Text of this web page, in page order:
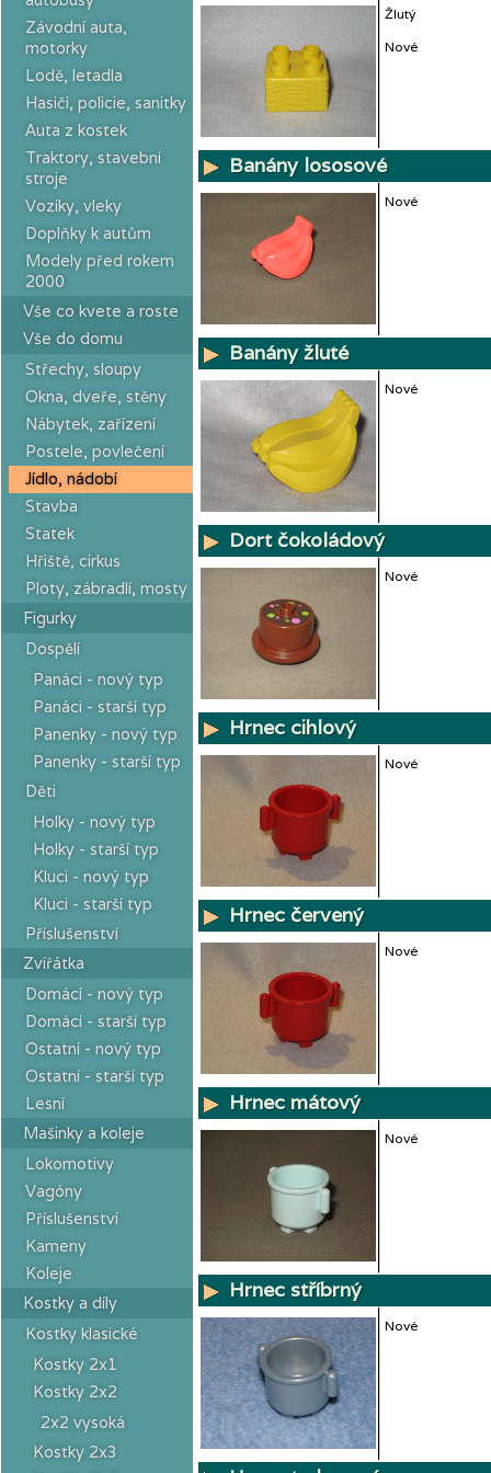
Závodní auta,
motorky
Lodě, letadla
Hasiči, policie, sanitky
Auta z kostek
Traktory, stavební
stroje
Vozíky, vleky
Doplňky k autům
Modely před rokem
2000
Vše co kvete a roste
Vše do domu
Střechy, sloupy
Okna, dveře, stěny
Nábytek, zařízení
Postele, povlečení
Jídlo, nádobí
Stavba
Statek
Hřiště, cirkus
Ploty, zábradlí, mosty
Figurky
Dospělí
Panáci - nový typ
Panáci - starší typ
Panenky - nový typ
Panenky - starší typ
Děti
Holky - nový typ
Holky - starší typ
Kluci - nový typ
Kluci - starší typ
Příslušenství
Zvířátka
Domácí - nový typ
Domácí - starší typ
Ostatní - nový typ
Ostatní - starší typ
Lesní
Mašinky a koleje
Lokomotivy
Vagóny
Příslušenství
Kameny
Koleje
Kostky a díly
Kostky klasické
Kostky 2x1
Kostky 2x2
2x2 vysoká
Kostky 2x3
Žlutý
Nové
Banány lososové
Nové
Banány žluté
Nové
Dort čokoládový
Nové
Hrnec cihlový
Nové
Hrnec červený
Nové
Hrnec mátový
Nové
Hrnec stříbrný
Nové